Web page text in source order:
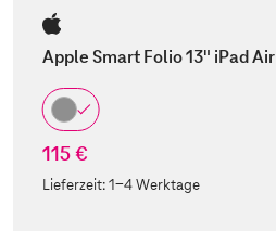
Apple Smart Folio 13" iPad Air
115 €
Lieferzeit:1-4 Werktage